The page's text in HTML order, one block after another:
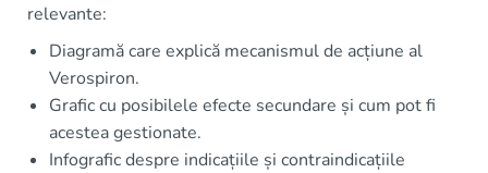
relevante:
Diagramă care explică mecanismul de acțiune al
Verospiron.
Grafic cu posibilele efecte secundare și cum pot fi
acestea gestionate.
Infografic despre indicațiile și contraindicațiile